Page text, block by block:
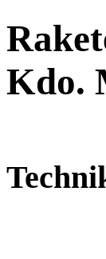
Kdo.